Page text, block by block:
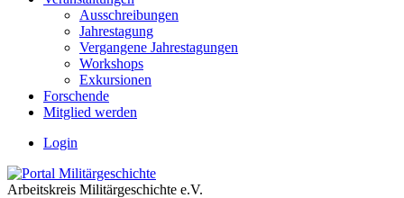
Ausschreibungen
Jahrestagung
Vergangene Jahrestagungen
Workshops
Exkursionen
Forschende
Mitglied werden
Login
Arbeitskreis Militärgeschichte e.V.